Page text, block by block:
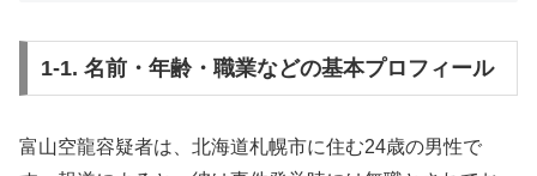
1-1. 名前・年齢・職業などの基本プロフィール
富山空龍容疑者は、北海道札幌市に住む24歳の男性で